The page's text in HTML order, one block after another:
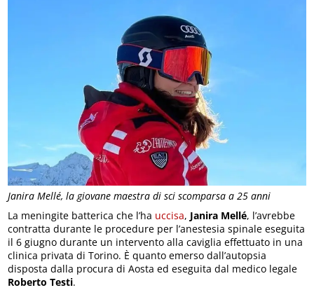
Janira Mellé, la giovane maestra di sci scomparsa a 25 anni
La meningite batterica che l’ha uccisa, Janira Mellé, l’avrebbe
contratta durante le procedure per l’anestesia spinale eseguita
il 6 giugno durante un intervento alla caviglia effettuato in una
clinica privata di Torino. È quanto emerso dall’autopsia
disposta dalla procura di Aosta ed eseguita dal medico legale
Roberto Testi.